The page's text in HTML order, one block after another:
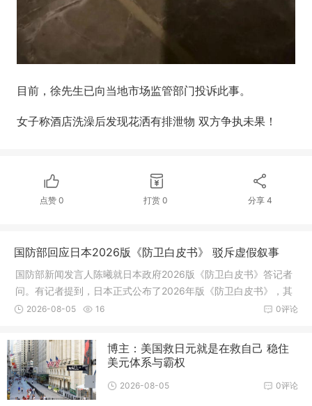
目前，徐先生已向当地市场监管部门投诉此事。
女子称酒店洗澡后发现花洒有排泄物 双方争执未果！
点赞0 打赏0 分享 4
国防部回应日本2026版《防卫白皮书》 驳斥虚假叙事
国防部新闻发言人陈曦就日本政府2026版《防卫白皮书》答记者
问。有记者提到，日本正式公布了2026年版《防卫白皮书》，其
中诬称中国军事动向是“前所未有的最大战略挑战”，并指出中方在
0评论
2026-08-05 16
博主：美国救日元就是在救自己 稳住
美元体系与霸权
0评论
2026-08-05